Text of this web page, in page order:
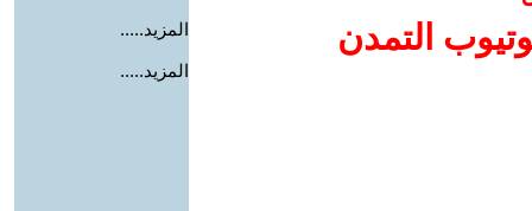
التمدن
المزيد.....
المزيد.....